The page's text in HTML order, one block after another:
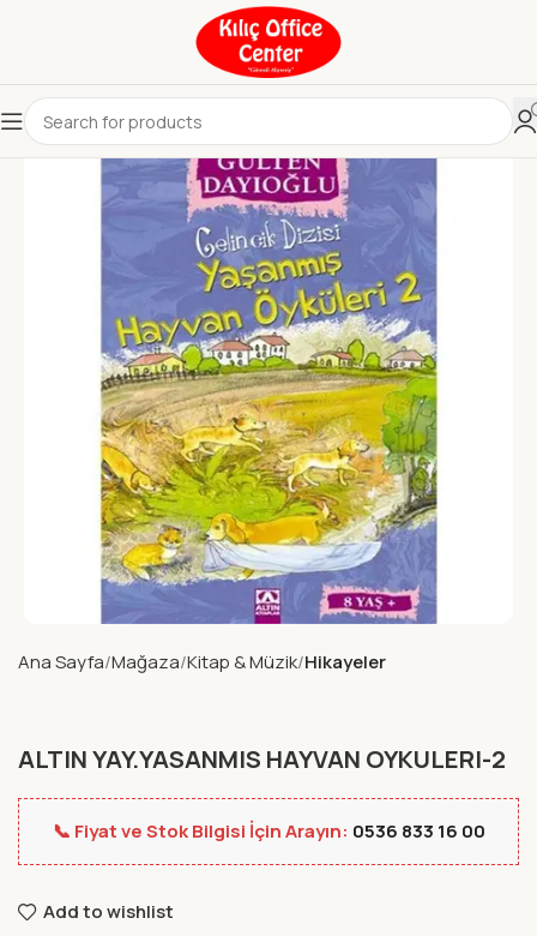
Ana Sayfa Mağaza Kitap & Müzik Hikayeler
ALTIN YAY.YASANMIS HAYVAN OYKULERI-2
📞 Fiyat ve Stok Bilgisi İçin Arayın: 0536 833 16 00
Add to wishlist